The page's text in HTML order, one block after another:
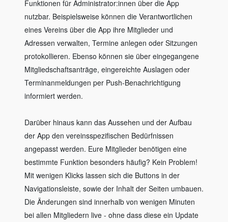
Funktionen für Administrator:innen über die App
nutzbar. Beispielsweise können die Verantwortlichen
eines Vereins über die App ihre Mitglieder und
Adressen verwalten, Termine anlegen oder Sitzungen
protokollieren. Ebenso können sie über eingegangene
Mitgliedschaftsanträge, eingereichte Auslagen oder
Terminanmeldungen per Push-Benachrichtigung
informiert werden.
Darüber hinaus kann das Aussehen und der Aufbau
der App den vereinsspezifischen Bedürfnissen
angepasst werden. Eure Mitglieder benötigen eine
bestimmte Funktion besonders häufig? Kein Problem!
Mit wenigen Klicks lassen sich die Buttons in der
Navigationsleiste, sowie der Inhalt der Seiten umbauen.
Die Änderungen sind innerhalb von wenigen Minuten
bei allen Mitgliedern live - ohne dass diese ein Update